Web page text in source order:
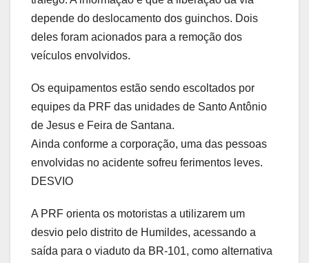
depende do deslocamento dos guinchos. Dois
deles foram acionados para a remoção dos
veículos envolvidos.
Os equipamentos estão sendo escoltados por
equipes da PRF das unidades de Santo Antônio
de Jesus e Feira de Santana.
Ainda conforme a corporação, uma das pessoas
envolvidas no acidente sofreu ferimentos leves.
DESVIO
A PRF orienta os motoristas a utilizarem um
desvio pelo distrito de Humildes, acessando a
saída para o viaduto da BR-101, como alternativa